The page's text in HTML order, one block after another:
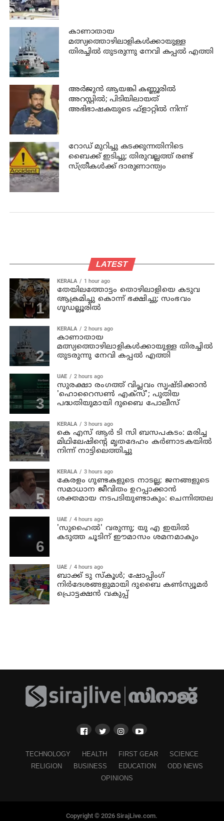
കാണാതായ
മത്സ്യത്തൊഴിലാളികള്‍ക്കായുള്ള
തിരച്ചില്‍ തുടരുന്നു നേവി കപ്പല്‍ എത്തി
അര്‍ജുന്‍ ആയങ്കി കണ്ണൂരില്‍
അറസ്റ്റില്‍; പിടിയിലായത്
അഭിഭാഷകയുടെ ഫ്‌ളാറ്റില്‍ നിന്ന്
റോഡ് മുറിച്ചു കടക്കുന്നതിനിടെ
ബൈക്ക് ഇടിച്ചു; തിരുവല്ലത്ത് രണ്ട്
സ്ത്രീകള്‍ക്ക് ദാരുണാന്ത്യം
LATEST
KERALA 1 hour ago
തേയിലത്തോട്ടം തൊഴിലാളിയെ കടുവ
ആക്രമിച്ചു കൊന്ന് ഭക്ഷിച്ചു; സംഭവം
ഗൂഡല്ലൂരില്‍
KERALA 2 hours ago
കാണാതായ
മത്സ്യത്തൊഴിലാളികള്‍ക്കായുള്ള തിരച്ചില്‍
തുടരുന്നു നേവി കപ്പല്‍ എത്തി
UAE 2 hours ago
സുരക്ഷാ രംഗത്ത് വിപ്ലവം സൃഷ്ടിക്കാന്‍
'ഹൊറൈസണ്‍ എക്‌സ്'; പുതിയ
പദ്ധതിയുമായി ദുബൈ പോലീസ്
KERALA 3 hours ago
കെ എസ് ആര്‍ ടി സി ബസപകടം: മരിച്ച
മിഥിലേഷിന്റെ മൃതദേഹം കര്‍ണാടകയില്‍
നിന്ന് നാട്ടിലെത്തിച്ചു
KERALA 3 hours ago
കേരളം ഗുണ്ടകളുടെ നാടല്ല; ജനങ്ങളുടെ
സമാധാന ജീവിതം ഉറപ്പാക്കാന്‍
ശക്തമായ നടപടിയുണ്ടാകും: ചെന്നിത്തല
UAE 4 hours ago
'സുഹൈല്‍' വരുന്നു; യു എ ഇയില്‍
കടുത്ത ചൂടിന് ഈമാസം ശമനമാകും
UAE 4 hours ago
ബാക്ക് ടു സ്‌കൂള്‍; ഷോപ്പിംഗ്
നിര്‍ദേശങ്ങളുമായി ദുബൈ കണ്‍സ്യൂമര്‍
പ്രൊട്ടക്ഷന്‍ വകുപ്പ്
TECHNOLOGY HEALTH FIRST GEAR
SCIENCE
RELIGION
BUSINESS EDUCATION
ODD NEWS
OPINIONS
Copyright © 2026 SirajLive.com.